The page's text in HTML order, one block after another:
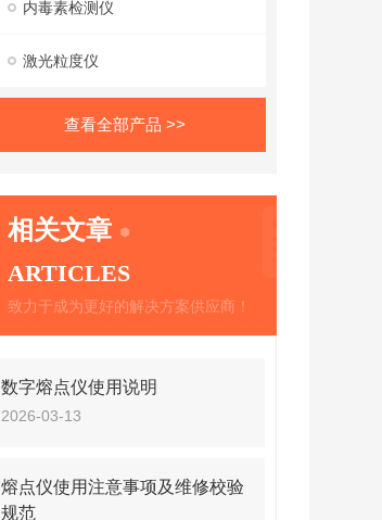
内毒素检测仪
激光粒度仪
查看全部产品 >>
相关文章
ARTICLES
致力于成为更好的解决方案供应商！
数字熔点仪使用说明
2026-03-13
熔点仪使用注意事项及维修校验
规范